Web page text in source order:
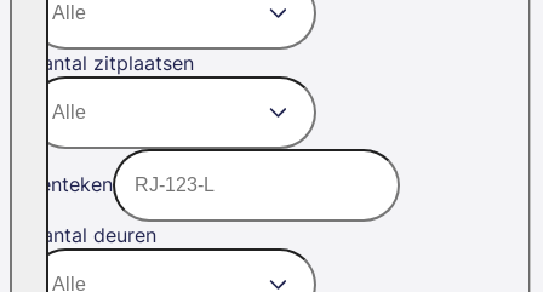
Aantal zitplaatsen
Kenteken
Aantal deuren